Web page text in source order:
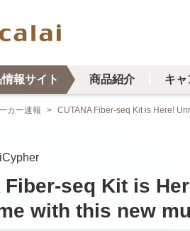
報サイト 商品紹介 キャ
カー速報
Fiber-seq Kit is
with this new